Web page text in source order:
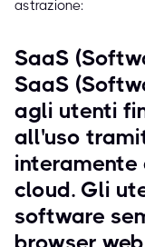
astrazione:
SaaS
SaaS
agli utenti
all'uso
cloud. Gli
software